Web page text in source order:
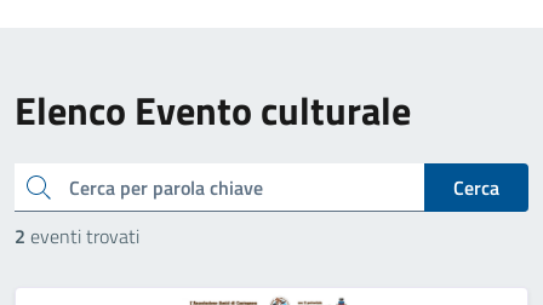
Elenco Evento culturale
cerca
Cerca
2 eventi trovati